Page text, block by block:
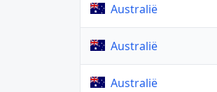
Australië
Australië
Australië